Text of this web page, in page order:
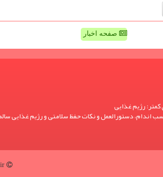
صفحه اخبار
رژیم غذایی
اندام، دستورالعمل و نکات حفظ سلامتی و رژیم غذایی